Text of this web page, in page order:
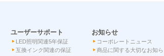
ユーザーサポート
LED照明関連5年保証
互換インク関連の保証
お知らせ
コーポレートニュース
商品に関する大切なお知ら